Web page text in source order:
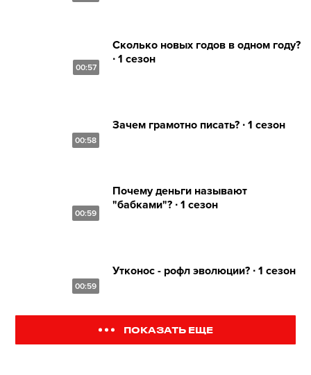
00:57
Сколько новых годов в одном году?
∙ 1 сезон
00:58
Зачем грамотно писать? ∙ 1 сезон
00:59
Почему деньги называют
"бабками"? ∙ 1 сезон
00:59
Утконос - рофл эволюции? ∙ 1 сезон
ПОКАЗАТЬ ЕЩЕ